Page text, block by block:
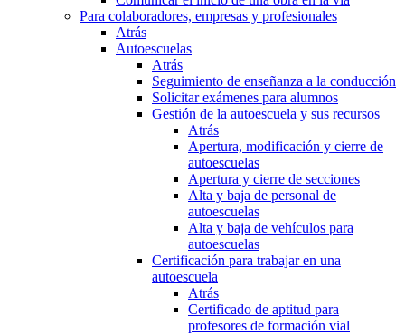
Para colaboradores, empresas y profesionales
Atrás
Autoescuelas
Atrás
Seguimiento de enseñanza a la conducción
Solicitar exámenes para alumnos
Gestión de la autoescuela y sus recursos
Atrás
Apertura, modificación y cierre de
autoescuelas
Apertura y cierre de secciones
Alta y baja de personal de
autoescuelas
Alta y baja de vehículos para
autoescuelas
Certificación para trabajar en una
autoescuela
Atrás
Certificado de aptitud para
profesores de formación vial